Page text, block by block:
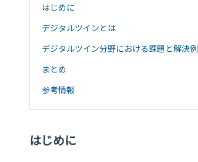
はじめに
デジタルツインとは
デジタルツイン分野における課題と解決例
まとめ
参考情報
はじめに